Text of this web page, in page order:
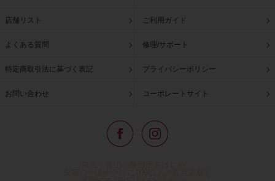
店舗リスト ご利用ガイド
よくある質問 修理/サポート
特定商取引法に基づく表記 プライバシーポリシー
お問い合わせ コーポレートサイト